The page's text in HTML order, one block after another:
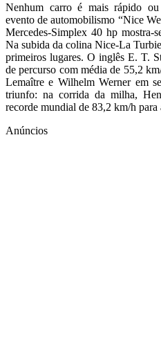
Nenhum carro é mais rápido
evento de automobilismo “Nice
Mercedes-Simplex 40 hp mostra-
Na subida da colina Nice-La
primeiros lugares. O inglês E. T.
de percurso com média de 55,2
Lemaître e Wilhelm Werner em
triunfo: na corrida da milha,
recorde mundial de 83,2 km/h para
Anúncios